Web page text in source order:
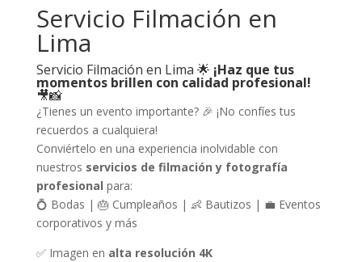
Servicio Filmación en
Lima
Servicio Filmación en Lima 🌟 ¡Haz que tus
momentos brillen con calidad profesional!
🎥📸
¿Tienes un evento importante? 🎉 ¡No confíes tus
recuerdos a cualquiera!
Conviértelo en una experiencia inolvidable con
nuestros servicios de filmación y fotografía
profesional para:
💍 Bodas | 🎂 Cumpleaños | 👶 Bautizos | 💼 Eventos
corporativos y más
✅ Imagen en alta resolución 4K